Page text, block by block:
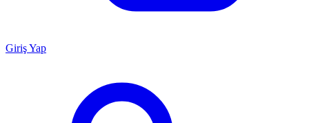
Giriş Yap